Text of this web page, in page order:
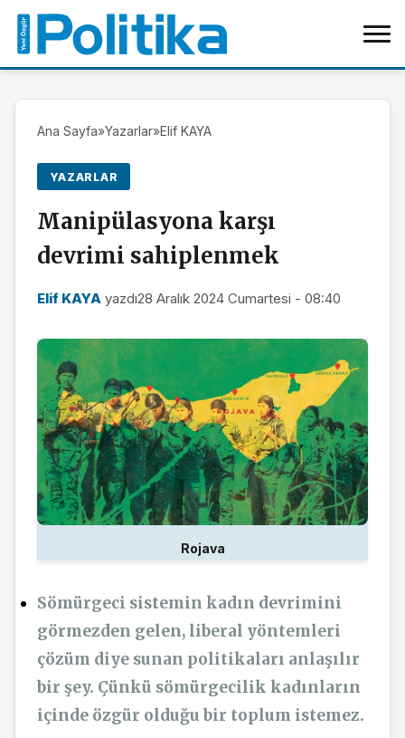
Ana Sayfa»Yazarlar»Elif KAYA
YAZARLAR
Manipülasyona karşı
devrimi sahiplenmek
Elif KAYA yazdı28 Aralık 2024 Cumartesi - 08:40
Rojava
Sömürgeci sistemin kadın devrimini
görmezden gelen, liberal yöntemleri
çözüm diye sunan politikaları anlaşılır
bir şey. Çünkü sömürgecilik kadınların
içinde özgür olduğu bir toplum istemez.